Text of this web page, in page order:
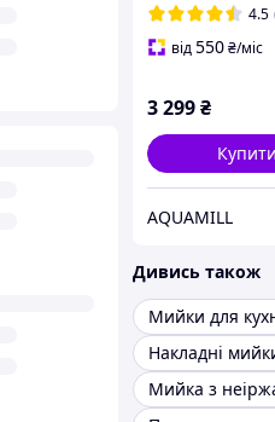
нержавіючої4.5
від550₴/міс
3 299₴
AQUAMILL
Дивись також